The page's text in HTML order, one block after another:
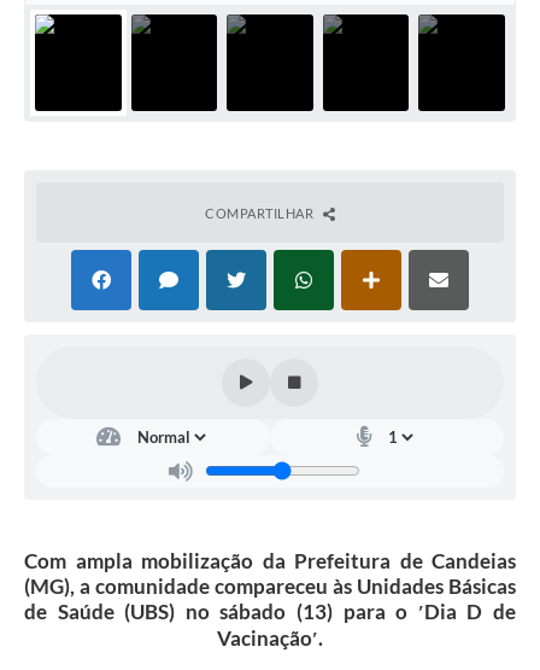
Plano Diretor
Contratos
Editais
COMPARTILHAR
Com ampla mobilização da Prefeitura de Candeias
(MG), a comunidade compareceu às Unidades Básicas
de Saúde (UBS) no sábado (13) para o ′Dia D de
Vacinação′.